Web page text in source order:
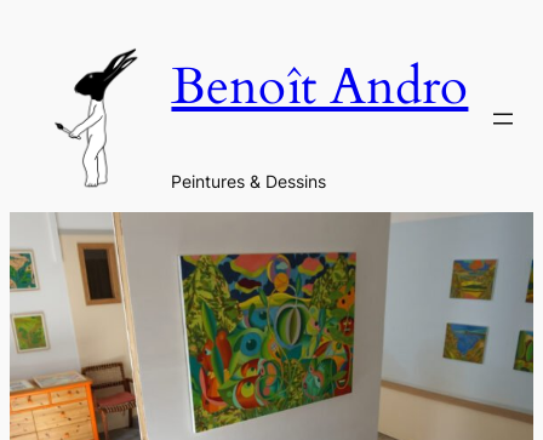
contenu
Benoît Andro
Peintures & Dessins